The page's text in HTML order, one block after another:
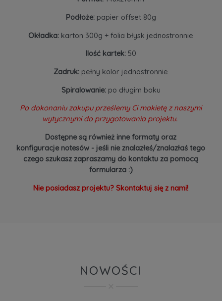
Podłoże: papier offset 80g
Okładka: karton 300g + folia błysk jednostronnie
Ilość kartek:50
Zadruk: pełny kolor jednostronnie
Spiralowanie:po długim boku
Po dokonaniu zakupu prześlemy Ci makietę z naszymi
wytycznymi do przygotowania projektu.
Dostępne są również inne formaty oraz
konfiguracje notesów - jeśli nie znalazłeś/znalazłaś tego
czego szukasz zapraszamy do kontaktu za pomocą
formularza :)
Nie posiadasz projektu? Skontaktuj się z nami!
NOWOŚCI